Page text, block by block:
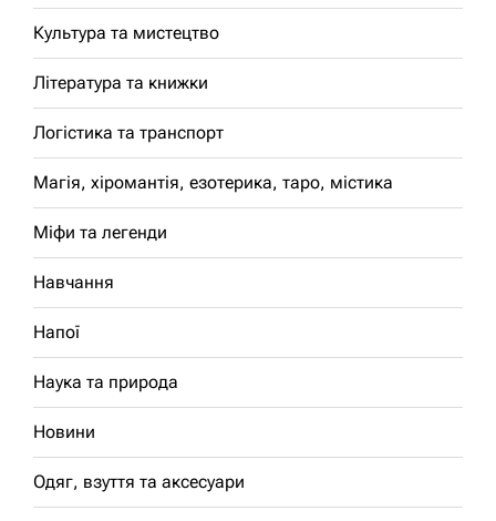
Культура та мистецтво
Література та книжки
Логістика та транспорт
Магія, хіромантія, езотерика, таро, містика
Міфи та легенди
Навчання
Напої
Наука та природа
Новини
Одяг, взуття та аксесуари